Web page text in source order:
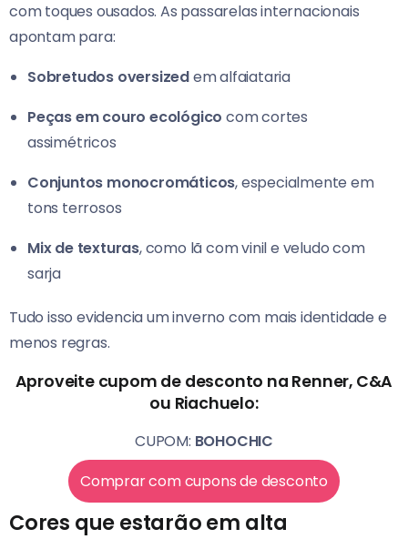
com toques ousados. As passarelas internacionais
apontam para:
Sobretudos oversizedem alfaiataria
Peças em couro ecológico com cortes
assimétricos
Conjuntos monocromáticos, especialmente em
tons terrosos
Mix de texturas, como lã com vinil e veludo com
sarja
Tudo isso evidencia um inverno com mais identidade e
menos regras.
Aproveite cupom de desconto na Renner, C&A
ou Riachuelo:
CUPOM: BOHOCHIC
Comprar com cupons de desconto
Cores que estarão em alta